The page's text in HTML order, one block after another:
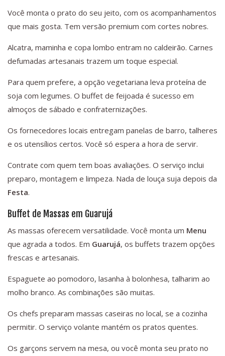
Você monta o prato do seu jeito, com os acompanhamentos
que mais gosta. Tem versão premium com cortes nobres.
Alcatra, maminha e copa lombo entram no caldeirão. Carnes
defumadas artesanais trazem um toque especial.
Para quem prefere, a opção vegetariana leva proteína de
soja com legumes. O buffet de feijoada é sucesso em
almoços de sábado e confraternizações.
Os fornecedores locais entregam panelas de barro, talheres
e os utensílios certos. Você só espera a hora de servir.
Contrate com quem tem boas avaliações. O serviço inclui
preparo, montagem e limpeza. Nada de louça suja depois da
Festa.
Buffet de Massas em Guarujá
As massas oferecem versatilidade. Você monta um Menu
que agrada a todos. Em Guarujá, os buffets trazem opções
frescas e artesanais.
Espaguete ao pomodoro, lasanha à bolonhesa, talharim ao
molho branco. As combinações são muitas.
Os chefs preparam massas caseiras no local, se a cozinha
permitir. O serviço volante mantém os pratos quentes.
Os garçons servem na mesa, ou você monta seu prato no